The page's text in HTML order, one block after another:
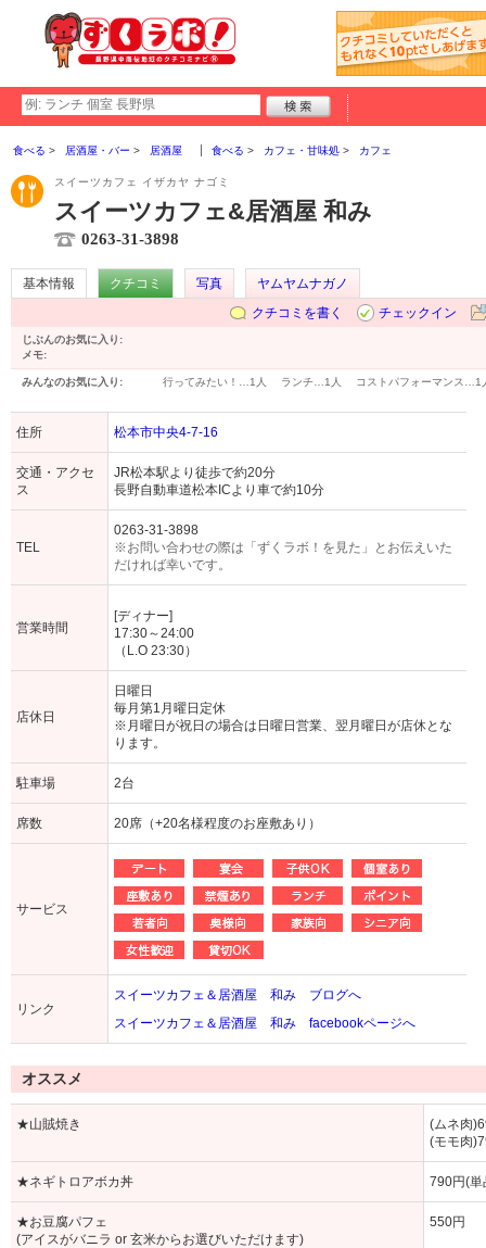
食べる 居酒屋・バー 居酒屋 食べる カフェ・甘味処 カフェ
スイーツカフェ イザカヤ ナゴミ
スイーツカフェ&居酒屋 和み
0263-31-3898
基本情報 クチコミ 写真
ヤムヤムナガノ
クチコミを書く
チェックイン
じぶんのお気に入り:
メモ:
みんなのお気に入り: 行ってみたい！… 1人 ランチ… 1人 コストパフォーマンス… 1
住所 松本市中央4-7-16
交通・アクセ
ス
JR松本駅より徒歩で約20分
長野自動車道松本ICより車で約10分
TEL
0263-31-3898
※お問い合わせの際は「ずくラボ！を見た」とお伝えいた
だければ幸いです。
営業時間
[ディナー]
17:30～24:00
（L.O 23:30）
店休日
日曜日
毎月第1月曜日定休
※月曜日が祝日の場合は日曜日営業、翌月曜日が店休とな
ります。
駐車場 2台
席数 20席（+20名様程度のお座敷あり）
サービス
リンク
スイーツカフェ＆居酒屋 和み ブログへ
スイーツカフェ＆居酒屋 和み facebookページへ
オススメ
★山賊焼き
(ムネ肉
(モモ肉
★ネギトロアボカ丼 790円(単
★お豆腐パフェ
(アイスがバニラ or 玄米からお選びいただけます)
550円